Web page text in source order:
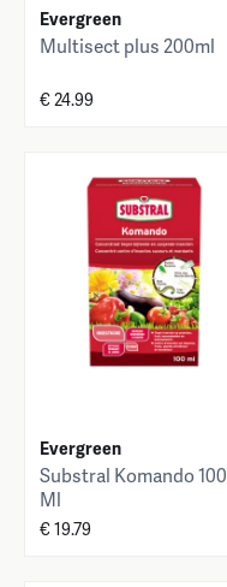
Evergreen
Multisect plus 200ml
€ 24.99
Evergreen
Substral Komando 100
Ml
€ 19.79